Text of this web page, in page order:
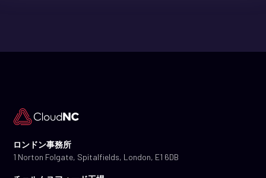
ロンドン事務所
1 Norton Folgate, Spitalfields, London, E1 6DB